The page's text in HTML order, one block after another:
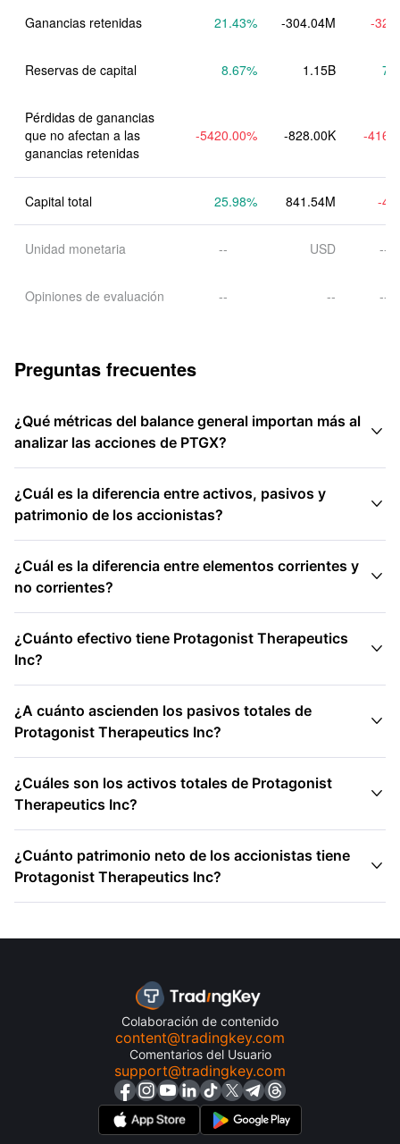
Ganancias retenidas 21.43% -304.04M -
Reservas de capital 8.67% 1.15B
Pérdidas de ganancias
que no afectan a las
ganancias retenidas
-5420.00% -828.00K -
Capital total 25.98% 841.54M -
Unidad monetaria -- USD --
Opiniones de evaluación -- -- --
Preguntas frecuentes
¿Qué métricas del balance general importan más al
analizar las acciones de PTGX?

¿Cuál es la diferencia entre activos, pasivos y
patrimonio de los accionistas?

¿Cuál es la diferencia entre elementos corrientes y
no corrientes?

¿Cuánto efectivo tiene Protagonist Therapeutics
Inc?

¿A cuánto ascienden los pasivos totales de
Protagonist Therapeutics Inc?

¿Cuáles son los activos totales de Protagonist
Therapeutics Inc?

¿Cuánto patrimonio neto de los accionistas tiene
Protagonist Therapeutics Inc?

Colaboración de contenido
content@tradingkey.com
Comentarios del Usuario
support@tradingkey.com